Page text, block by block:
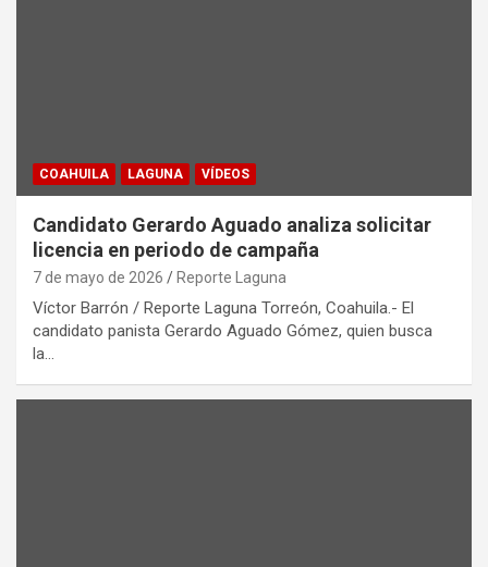
COAHUILA LAGUNA VÍDEOS
Candidato Gerardo Aguado analiza solicitar
licencia en periodo de campaña
7 de mayo de 2026 Reporte Laguna
Víctor Barrón / Reporte Laguna Torreón, Coahuila.- El
candidato panista Gerardo Aguado Gómez, quien busca
la…